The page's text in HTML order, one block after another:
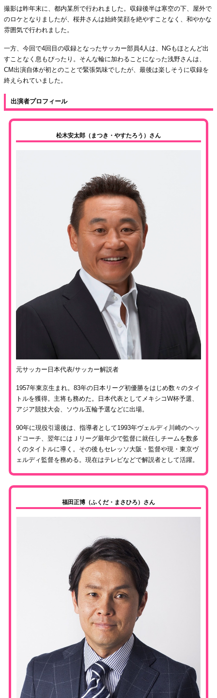
撮影は昨年末に、都内某所で行われました。収録後半は寒空の下、屋外で
のロケとなりましたが、桜井さんは始終笑顔を絶やすことなく、和やかな
雰囲気で行われました。
一方、今回で4回目の収録となったサッカー部員4人は、NGもほとんど出
すことなく息もぴったり。そんな輪に加わることになった浅野さんは、
CM出演自体が初とのことで緊張気味でしたが、最後は楽しそうに収録を
終えられていました。
出演者プロフィール
松木安太郎（まつき・やすたろう）さん
元サッカー日本代表/サッカー解説者
1957年東京生まれ。83年の日本リーグ初優勝をはじめ数々のタイ
トルを獲得。主将も務めた。日本代表としてメキシコW杯予選、
アジア競技大会、ソウル五輪予選などに出場。
90年に現役引退後は、指導者として1993年ヴェルディ川崎のヘッ
ドコーチ、翌年にはＪリーグ最年少で監督に就任しチームを数多
くのタイトルに導く。その後もセレッソ大阪・監督や現・東京ヴ
ェルディ監督を務める。現在はテレビなどで解説者として活躍。
福田正博（ふくだ・まさひろ）さん